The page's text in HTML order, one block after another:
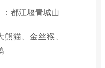
都江堰青城山
猫、金丝猴、